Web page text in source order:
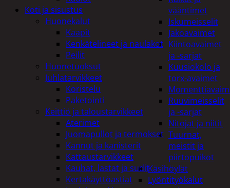
vääntimet
Iskumeisselit
Jakoavaimet
Kiintoavaimet
ja -sarjat
Kuusiokolo ja
torx-avaimet
Ruuvimeisselit
ja -sarjat
Nitojat ja niitit
Tuurnat,
meistit ja
piirtopuikot
Käsihöylät
Lyöntityökalut
Koti ja sisustus
Huonekalut
Kaapit
Kenkätelineet ja naulakot
Peilit
Huonetuoksut
Juhlatarvikkeet
Koristelu
Paketointi
Keittiö ja taloustarvikkeet
Aterimet
Juomapullot ja termokset
Kannut ja kanisterit
Kattaustarvikkeet
Kauhat, lastat ja sudit
Kertakäyttöastiat